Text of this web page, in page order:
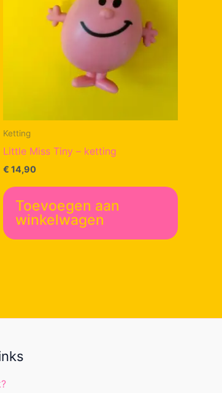
Ketting
Little Miss Tiny – ketting
€ 14,90
Toevoegen aan
winkelwagen